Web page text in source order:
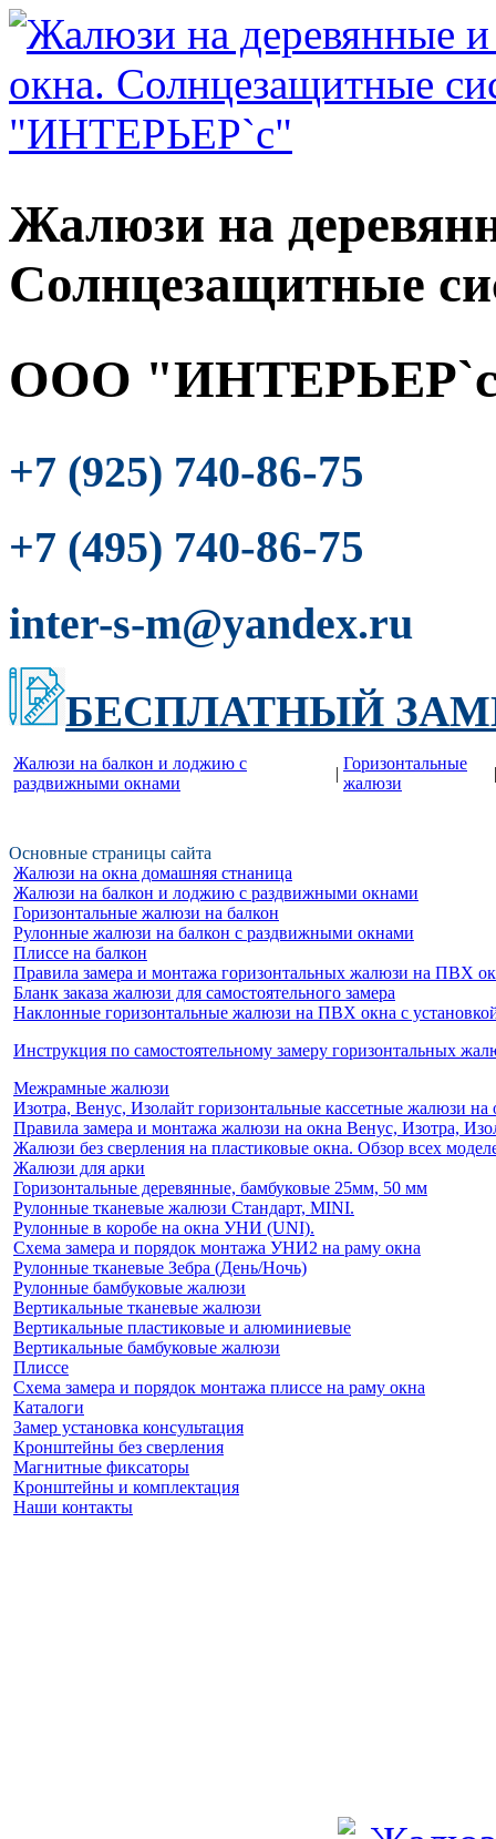
Жалюзи на
Солнцезащитные
ООО
+7 (925) 740-86-75
+7 (495) 740-86-75
inter-s-m@yandex.ru
БЕСПЛАТНЫЙ
Жалюзи на балкон и лоджию c
раздвижными окнами
|
Горизонтальные
жалюзи
|
Основные страницы сайта
Жалюзи на окна домашняя стнаница
Жалюзи на балкон и лоджию c раздвижными окнами
Горизонтальные жалюзи на балкон
Рулонные жалюзи на балкон с раздвижными окнами
Плиссе на балкон
Правила замера и монтажа горизонтальных жалюзи на ПВХ
Бланк заказа жалюзи для самостоятельного замера
Наклонные горизонтальные жалюзи на ПВХ окна с
Инструкция по самостоятельному замеру горизонтальных
Межрамные жалюзи
Изотра, Венус, Изолайт горизонтальные кассетные жалюзи на
Правила замера и монтажа жалюзи на окна Венус, Изотра,
Жалюзи без сверления на пластиковые окна. Обзор всех
Жалюзи для арки
Горизонтальные деревянные, бамбуковые 25мм, 50 мм
Рулонные тканевые жалюзи Стандарт, MINI.
Рулонные в коробе на окна УНИ (UNI).
Схема замера и порядок монтажа УНИ2 на раму окна
Рулонные тканевые Зебра (День/Ночь)
Рулонные бамбуковые жалюзи
Вертикальные тканевые жалюзи
Вертикальные пластиковые и алюминиевые
Вертикальные бамбуковые жалюзи
Плиссе
Схема замера и порядок монтажа плиссе на раму окна
Каталоги
Замер установка консультация
Кронштейны без сверления
Магнитные фиксаторы
Кронштейны и комплектация
Наши контакты